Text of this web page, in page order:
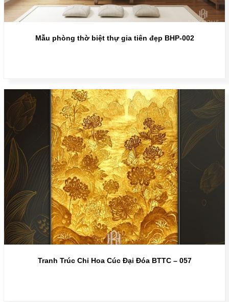
Mẫu phòng thờ biệt thự gia tiên đẹp BHP-002
Tranh Trúc Chỉ Hoa Cúc Đại Đóa BTTC – 057